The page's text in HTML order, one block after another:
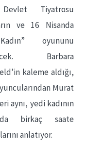
Tiyatrosu
ve 16 Nisanda
oyununu
Barbara
kaleme aldığı,
Murat
aynı, yedi kadının
birkaç saate
anlatıyor.